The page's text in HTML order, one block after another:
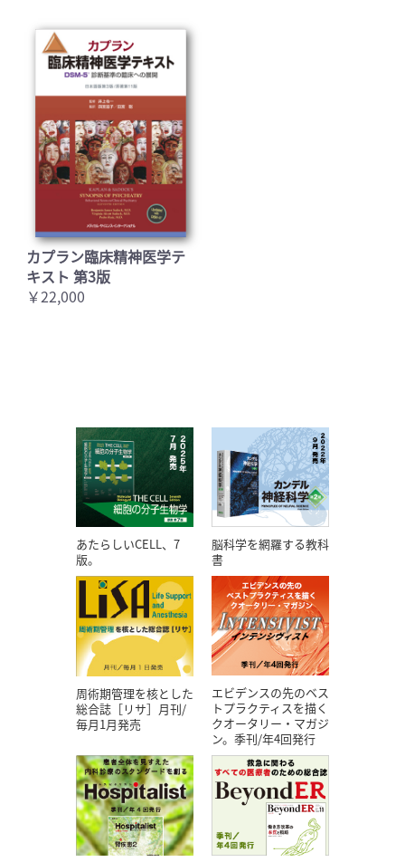
カプラン臨床精神医学テ
キスト 第3版
￥22,000
あたらしいCELL、7
版。
脳科学を網羅する教科
書
周術期管理を核とした
総合誌［リサ］月刊/
毎月1月発売
エビデンスの先のベス
トプラクティスを描く
クオータリー・マガジ
ン。季刊/年4回発行